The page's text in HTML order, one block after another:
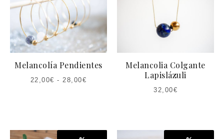
Melancolía Pendientes
22,00€ -28,00€
Melancolia Colgante
Lapislázuli
32,00€